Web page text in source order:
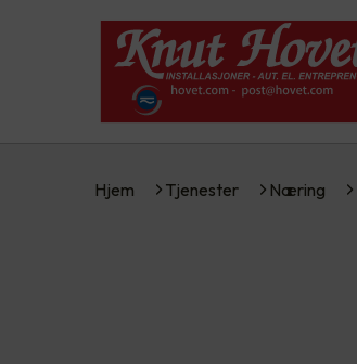
Hjem Tjenester Næring